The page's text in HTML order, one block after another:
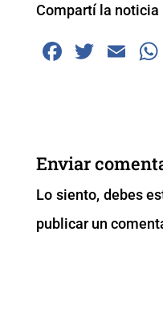
Compartí la noticia
F
b
o
o
k
T
E
Enviar
Lo siento, debes
publicar un